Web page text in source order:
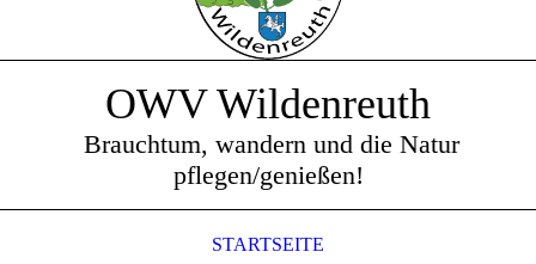
OWV Wildenreuth
Brauchtum, wandern und die Natur
pflegen/genießen!
STARTSEITE